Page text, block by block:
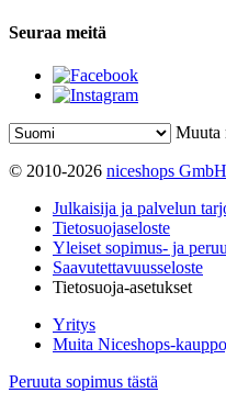
Seuraa meitä
Muuta
© 2010-2026 niceshops GmbH
Julkaisija ja palvelun
Tietosuojaseloste
Yleiset sopimus- ja
Saavutettavuusseloste
Tietosuoja-asetukset
Yritys
Muita Niceshops-
Peruuta sopimus tästä